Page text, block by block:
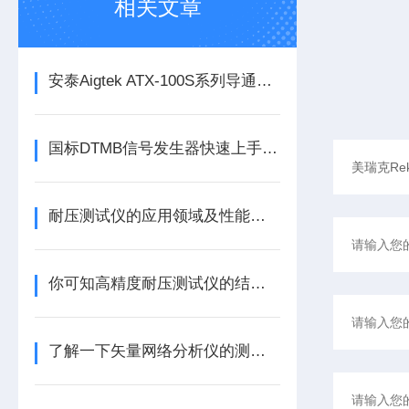
相关文章
安泰Aigtek ATX-100S系列导通线束测试仪
国标DTMB信号发生器快速上手：PN420/595/945三种帧头怎么选
耐压测试仪的应用领域及性能特点
你可知高精度耐压测试仪的结构组成是什么吗
了解一下矢量网络分析仪的测试原理是什么吧